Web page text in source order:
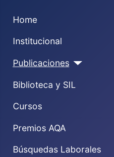
Home
Institucional
Publicaciones
Biblioteca y SIL
Cursos
Premios AQA
Búsquedas Laborales